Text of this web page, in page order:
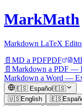
MarkMath
Markdown LaTeX
📄 MD a PDFPDF
📄 Markdown a PDF —
Markdown a Word —
🇪🇸 Español 🇪🇸
🇺🇸English 🇪🇸